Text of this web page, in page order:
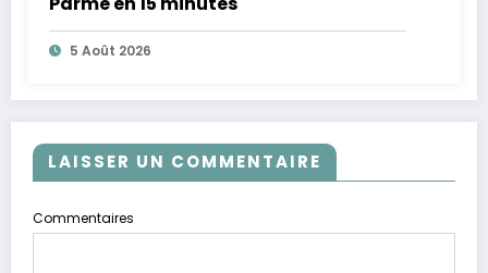
5 Août 2026
LAISSER UN COMMENTAIRE
Commentaires